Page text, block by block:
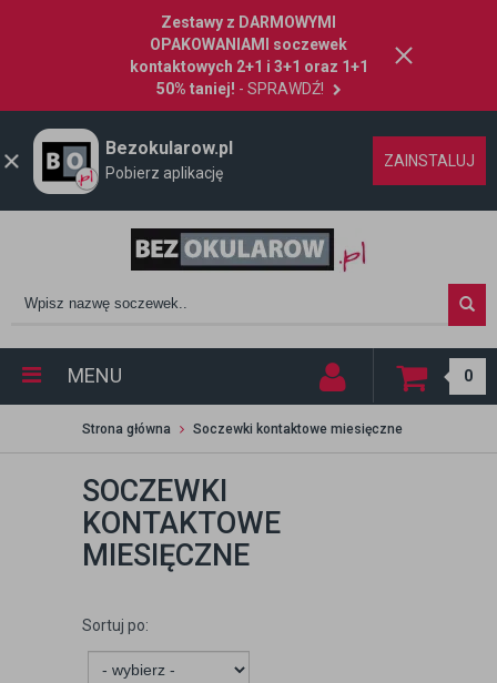
Zestawy z DARMOWYMI
OPAKOWANIAMI soczewek
kontaktowych 2+1 i 3+1 oraz 1+1
50% taniej! - SPRAWDŹ!
Bezokularow.pl
Pobierz aplikację
ZAINSTALUJ
MENU 0
Strona główna Soczewki kontaktowe miesięczne
SOCZEWKI
KONTAKTOWE
MIESIĘCZNE
Sortuj po: